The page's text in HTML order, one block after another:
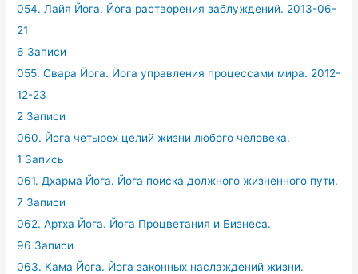
054. Лайя Йога. Йога растворения заблуждений. 2013-06-
21
6 Записи
055. Свара Йога. Йога управления процессами мира. 2012-
12-23
2 Записи
060. Йога четырех целий жизни любого человека.
1 Запись
061. Дхарма Йога. Йога поиска должного жизненного пути.
7 Записи
062. Артха Йога. Йога Процветания и Бизнеса.
96 Записи
063. Кама Йога. Йога законных наслаждений жизни.